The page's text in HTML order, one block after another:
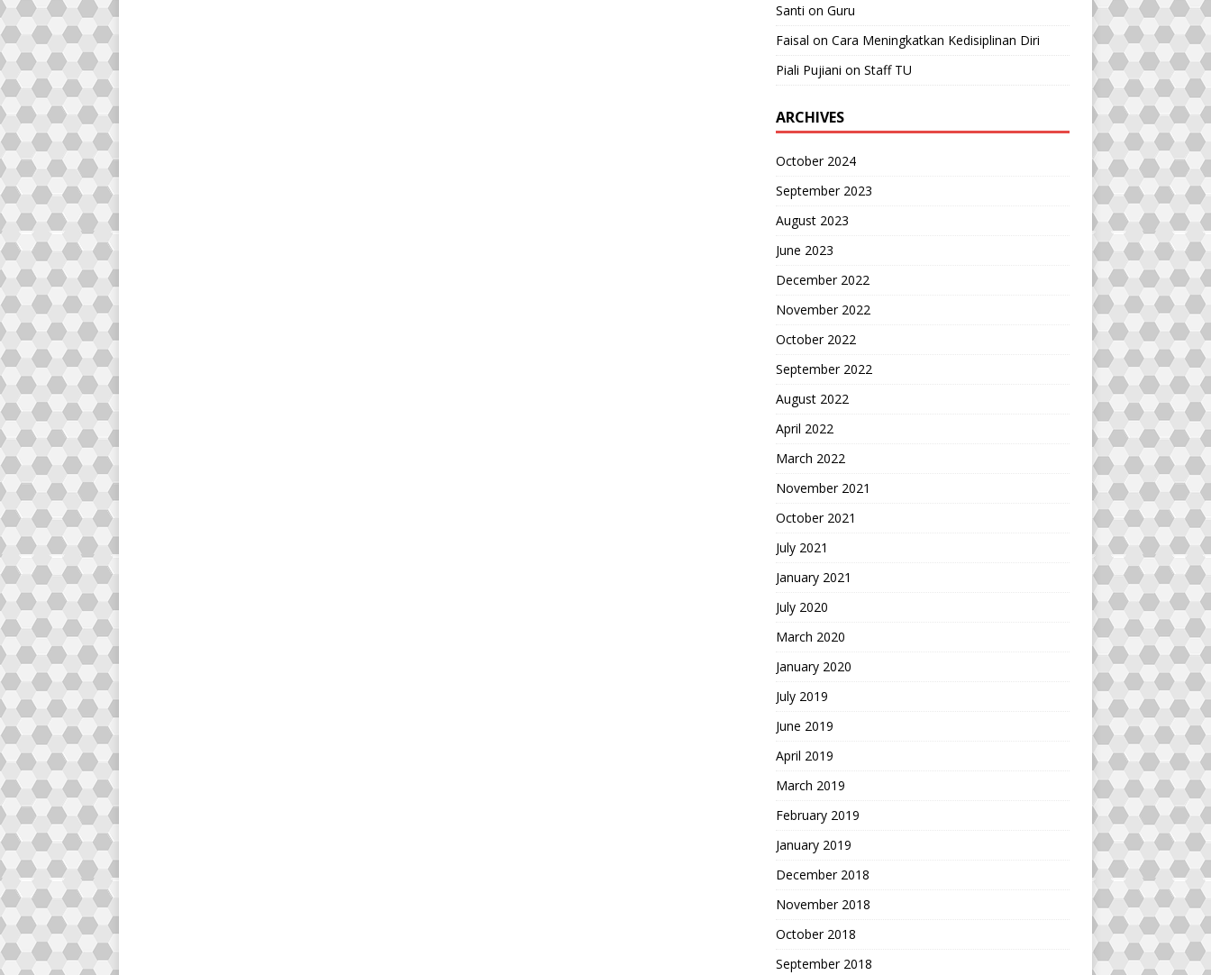
Santi on Guru
Faisal on Cara Meningkatkan Kedisiplinan Diri
Piali Pujiani on Staff TU
ARCHIVES
October 2024
September 2023
August 2023
June 2023
December 2022
November 2022
October 2022
September 2022
August 2022
April 2022
March 2022
November 2021
October 2021
July 2021
January 2021
July 2020
March 2020
January 2020
July 2019
June 2019
April 2019
March 2019
February 2019
January 2019
December 2018
November 2018
October 2018
September 2018